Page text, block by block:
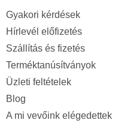
Gyakori kérdések
Hírlevél előfizetés
Szállítás és fizetés
Terméktanúsítványok
Üzleti feltételek
Blog
A mi vevőink elégedettek